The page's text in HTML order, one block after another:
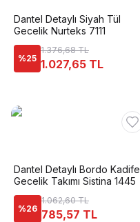
Dantel Detaylı Siyah Tül
Gecelik Nurteks 7111
%25
1.376,68 TL
1.027,65 TL
Dantel Detaylı Bordo Kadife
Gecelik Takımı Sistina 1445
%26
1.062,60 TL
785,57 TL